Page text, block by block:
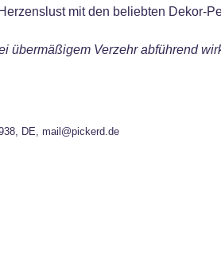
mit den beliebten Dekor-
übermäßigem Verzehr abführend
DE, mail@pickerd.de